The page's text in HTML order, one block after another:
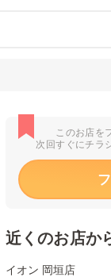
このお店を
次回すぐにチラ
近くのお店か
イオン 岡垣店